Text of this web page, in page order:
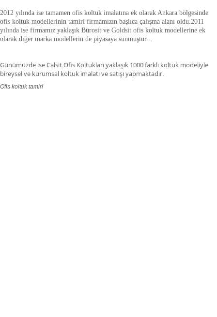
2012 yılında ise tamamen ofis koltuk imalatına ek olarak Ankara bölgesinde
ofis koltuk modellerinin tamiri firmamızın başlıca çalışma alanı oldu.2011
yılında ise firmamız yaklaşık Bürosit ve Goldsit ofis koltuk modellerine ek
olarak diğer marka modellerin de piyasaya sunmuştur...
Günümüzde ise Calsit Ofis Koltukları yaklaşık 1000 farklı koltuk modeliyle
bireysel ve kurumsal koltuk imalatı ve satışı yapmaktadır.
Ofis koltuk tamiri